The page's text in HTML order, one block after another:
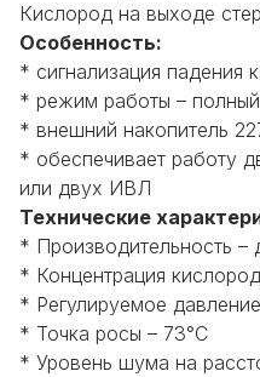
Кислород на выходе
Особенность:
* сигнализация падения
* режим работы –
* внешний накопитель
* обеспечивает работу
или двух ИВЛ
Технические
* Производительность –
* Концентрация
* Регулируемое
* Точка росы – 73°С
* Уровень шума на